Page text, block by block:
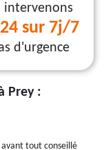
intervenons
sur 7j/7
d'urgence
Prey :
tout conseillé